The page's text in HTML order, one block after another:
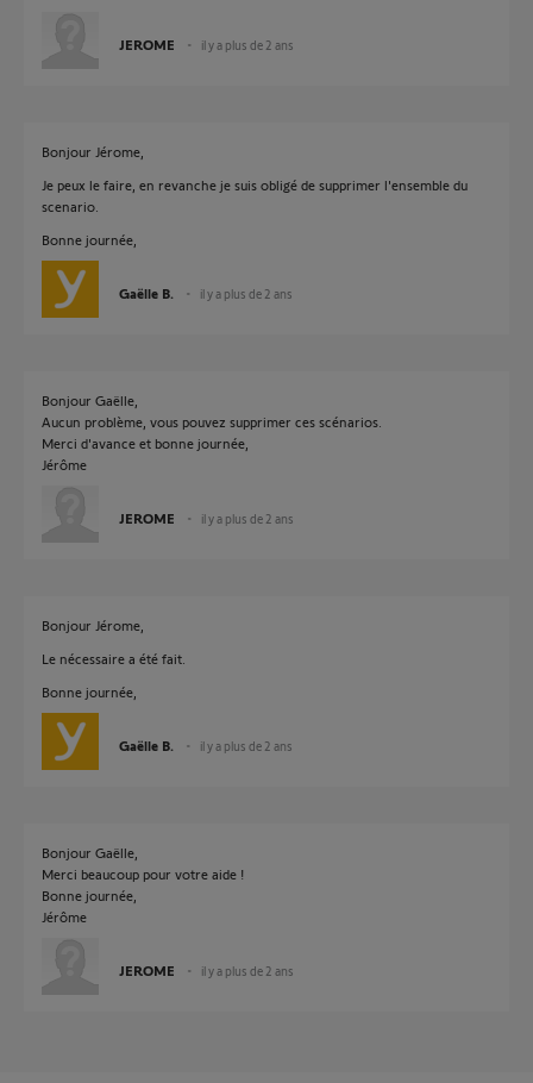
JEROME il y a plus de 2 ans
Bonjour Jérome,
Je peux le faire, en revanche je suis obligé de supprimer l'ensemble du
scenario.
Bonne journée,
Gaëlle B. il y a plus de 2 ans
Bonjour Gaëlle,
Aucun problème, vous pouvez supprimer ces scénarios.
Merci d'avance et bonne journée,
Jérôme
JEROME il y a plus de 2 ans
Bonjour Jérome,
Le nécessaire a été fait.
Bonne journée,
Gaëlle B. il y a plus de 2 ans
Bonjour Gaëlle,
Merci beaucoup pour votre aide !
Bonne journée,
Jérôme
JEROME il y a plus de 2 ans